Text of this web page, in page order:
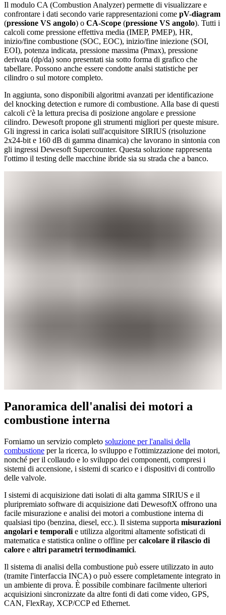
Il modulo CA (Combustion Analyzer) permette di visualizzare e
confrontare i dati secondo varie rappresentazioni come pV-diagram
(pressione VS angolo) o CA-Scope (pressione VS angolo). Tutti i
calcoli come pressione effettiva media (IMEP, PMEP), HR,
inizio/fine combustione (SOC, EOC), inizio/fine iniezione (SOI,
EOI), potenza indicata, pressione massima (Pmax), pressione
derivata (dp/da) sono presentati sia sotto forma di grafico che
tabellare. Possono anche essere condotte analsi statistiche per
cilindro o sul motore completo.
In aggiunta, sono disponibili algoritmi avanzati per identificazione
del knocking detection e rumore di combustione. Alla base di questi
calcoli c'è la lettura precisa di posizione angolare e pressione
cilindro. Dewesoft propone gli strumenti migliori per queste misure.
Gli ingressi in carica isolati sull'acquisitore SIRIUS (risoluzione
2x24-bit e 160 dB di gamma dinamica) che lavorano in sintonia con
gli ingressi Dewesoft Supercounter. Questa soluzione rappresenta
l'ottimo il testing delle macchine ibride sia su strada che a banco.
Panoramica dell'analisi dei motori a
combustione interna
Forniamo un servizio completo soluzione per l'analisi della
combustione per la ricerca, lo sviluppo e l'ottimizzazione dei motori,
nonché per il collaudo e lo sviluppo dei componenti, compresi i
sistemi di accensione, i sistemi di scarico e i dispositivi di controllo
delle valvole.
I sistemi di acquisizione dati isolati di alta gamma SIRIUS e il
pluripremiato software di acquisizione dati DewesoftX offrono una
facile misurazione e analisi dei motori a combustione interna di
qualsiasi tipo (benzina, diesel, ecc.). Il sistema supporta misurazioni
angolari e temporali e utilizza algoritmi altamente sofisticati di
matematica e statistica online o offline percalcolare il rilascio di
calore e altri parametri termodinamici.
Il sistema di analisi della combustione può essere utilizzato in auto
(tramite l'interfaccia INCA) o può essere completamente integrato in
un ambiente di prova. È possibile combinare facilmente ulteriori
acquisizioni sincronizzate da altre fonti di dati come video, GPS,
CAN, FlexRay, XCP/CCP ed Ethernet.